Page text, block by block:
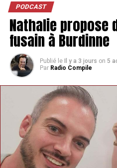
PODCAST
Nathalie propose
fusain à Burdinne
Publié le Il y a 3 jours on 5
Par Radio Compile